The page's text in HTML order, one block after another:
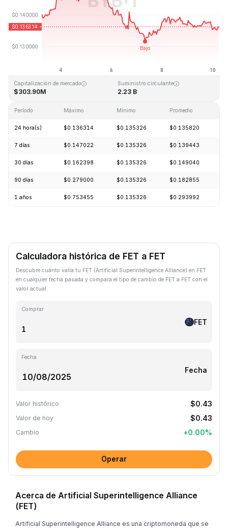
Última actualización: 2026-08-10, 05:25 GMT+0
Capitalización de mercado
$303.90M
Suministro circulante
2.23 B
Período Máximo Mínimo Promedio
24 hora(s) $0.136314 $0.135326 $0.135820
7 días $0.147022 $0.135326 $0.139443
30 días $0.162398 $0.135326 $0.149040
90 días $0.279000 $0.135326 $0.182855
1 años $0.753455 $0.135326 $0.293992
Calculadora histórica de FET a FET
Descubre cuánto valía tu FET (Artificial Superintelligence Alliance) en FET
en cualquier fecha pasada y compara el tipo de cambio de FET a FET con el
valor actual.
Comprar
FET
Fecha
Fecha
Valor histórico $0.43
Valor de hoy $0.43
Cambio +0.00%
Operar
Acerca de Artificial Superintelligence Alliance
(FET)
Artificial Superintelligence Alliance es una criptomoneda que se